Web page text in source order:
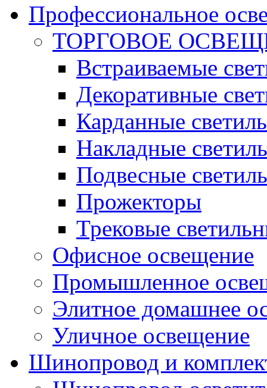
Профессиональное
ТОРГОВОЕ
Встраиваемые
Декоративные
Карданные
Накладные
Подвесные
Прожекторы
Трековые
Офисное освещение
Промышленное
Элитное домашнее
Уличное освещение
Шинопровод и